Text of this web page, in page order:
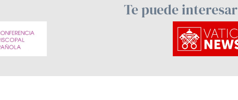
Te puede interesar